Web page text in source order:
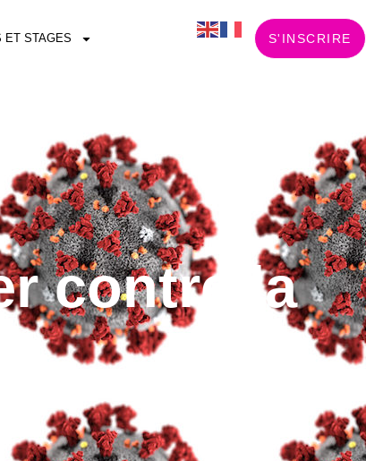
ET STAGES S'INSCRIRE
contre la